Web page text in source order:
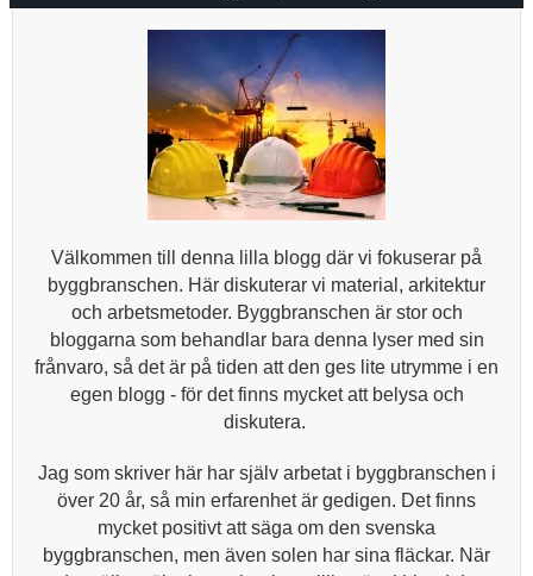
Välkommen till denna lilla blogg där vi fokuserar på
byggbranschen. Här diskuterar vi material, arkitektur
och arbetsmetoder. Byggbranschen är stor och
bloggarna som behandlar bara denna lyser med sin
frånvaro, så det är på tiden att den ges lite utrymme i en
egen blogg - för det finns mycket att belysa och
diskutera.
Jag som skriver här har själv arbetat i byggbranschen i
över 20 år, så min erfarenhet är gedigen. Det finns
mycket positivt att säga om den svenska
byggbranschen, men även solen har sina fläckar. När